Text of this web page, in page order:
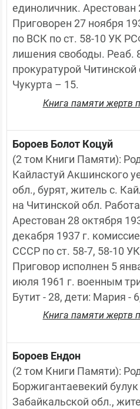
единоличник. Арестован
Приговорен 27 ноября
по ВСК по ст. 58-10 УК
лишения свободы. Реаб.
прокуратурой
Чукурта – 15.
Книга памяти жертв
Бороев Болот Коцуй
(2 том Книги Памяти):
Кайластуй Акшинского
обл., бурят, житель с.
на Читинской обл.
Арестован 28 октября
декабря 1937 г.
СССР по ст. 58-7, 58-10
Приговор исполнен 5
июля 1961 г. военным
Бутит - 28, дети: Мария -
Книга памяти жертв
Бороев Ендон
(2 том Книги Памяти):
Боржигантаевекий
Забайкальской обл.,